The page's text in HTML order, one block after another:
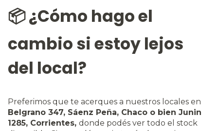
📦 ¿Cómo hago el
cambio si estoy lejos
del local?
Preferimos que te acerques a nuestros locales en
Belgrano 347, Sáenz Peña, Chaco o bien Junin
1285, Corrientes, donde podés ver todo el stock